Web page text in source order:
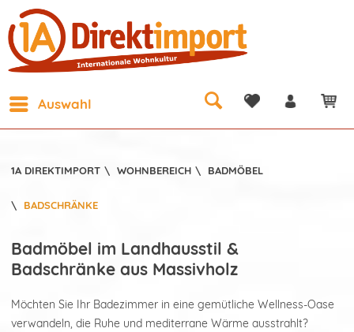
Auswahl
1A DIREKTIMPORT \ WOHNBEREICH \ BADMÖBEL
\ BADSCHRÄNKE
Badmöbel im Landhausstil &
Badschränke aus Massivholz
Möchten Sie Ihr Badezimmer in eine gemütliche Wellness-Oase
verwandeln, die Ruhe und mediterrane Wärme ausstrahlt?